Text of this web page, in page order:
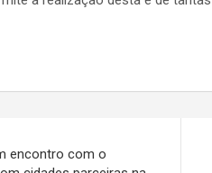
encontro com o